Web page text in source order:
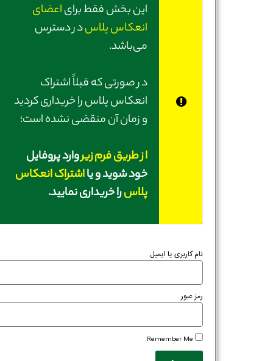
این بخش فقط برایاعضای
انعکاس پلاسدر دسترس
می‌باشد.
در صورتی‌ که قبلاً اشتراک
انعکاس پلاس را خریداری کردید
و زمان آن منقضی نشده است؛
از طریق فرم زیروارد پروفایل
خود شوید و یااشتراک انعکاس
پلاسرا خریداری نمایید.
نام کاربری یا ایمیل
رمز عبور
Remember Me